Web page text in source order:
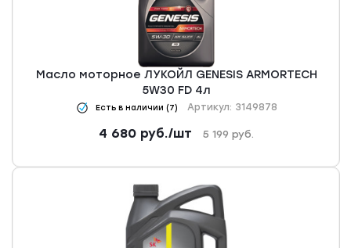
Масло моторное ЛУКОЙЛ GENESIS ARMORTECH
5W30 FD 4л
Есть в наличии (7) Артикул: 3149878
4 680 руб./шт 5 199 руб.